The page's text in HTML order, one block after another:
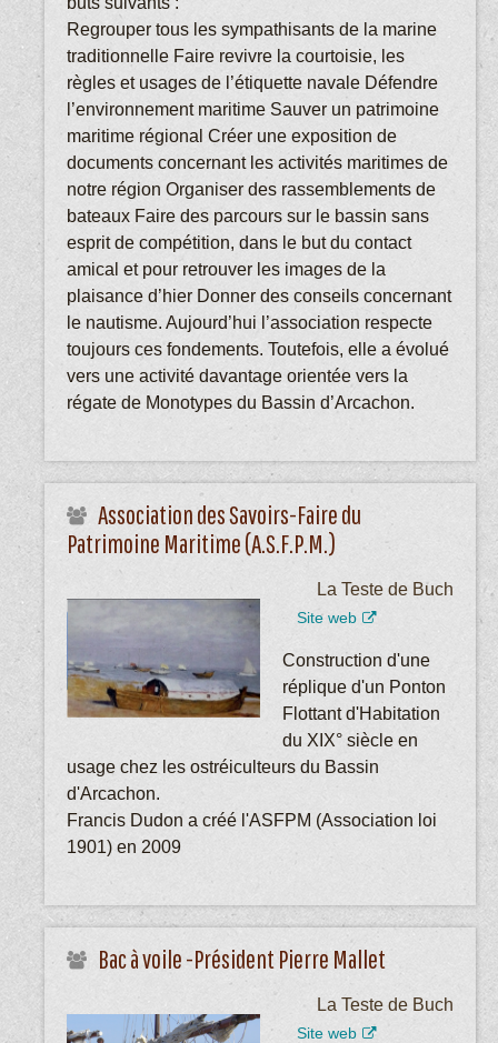
Regrouper tous les sympathisants de la marine
traditionnelle Faire revivre la courtoisie, les
règles et usages de l’étiquette navale Défendre
l’environnement maritime Sauver un patrimoine
maritime régional Créer une exposition de
documents concernant les activités maritimes de
notre région Organiser des rassemblements de
bateaux Faire des parcours sur le bassin sans
esprit de compétition, dans le but du contact
amical et pour retrouver les images de la
plaisance d’hier Donner des conseils concernant
le nautisme. Aujourd’hui l’association respecte
toujours ces fondements. Toutefois, elle a évolué
vers une activité davantage orientée vers la
régate de Monotypes du Bassin d’Arcachon.
Association des Savoirs-Faire du
Patrimoine Maritime (A.S.F.P.M.)
La Teste de Buch
Site web
Construction d'une
réplique d'un Ponton
Flottant d'Habitation
du XIX° siècle en
usage chez les ostréiculteurs du Bassin
d'Arcachon.
Francis Dudon a créé l'ASFPM (Association loi
1901) en 2009
Bac à voile -Président Pierre Mallet
La Teste de Buch
Site web